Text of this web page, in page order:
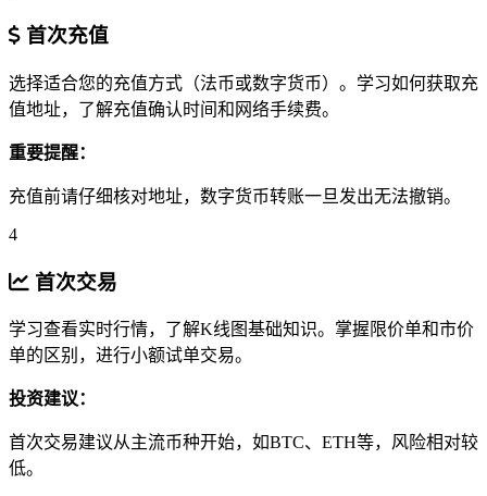
首次充值
选择适合您的充值方式（法币或数字货币）。学习如何获取充
值地址，了解充值确认时间和网络手续费。
重要提醒：
充值前请仔细核对地址，数字货币转账一旦发出无法撤销。
4
首次交易
学习查看实时行情，了解K线图基础知识。掌握限价单和市价
单的区别，进行小额试单交易。
投资建议：
首次交易建议从主流币种开始，如BTC、ETH等，风险相对较
低。